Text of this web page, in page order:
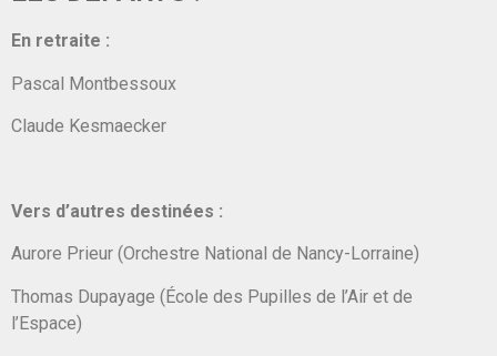
En retraite :
Pascal Montbessoux
Claude Kesmaecker
Vers d’autres destinées :
Aurore Prieur (Orchestre National de Nancy-Lorraine)
Thomas Dupayage (École des Pupilles de l’Air et de
l’Espace)